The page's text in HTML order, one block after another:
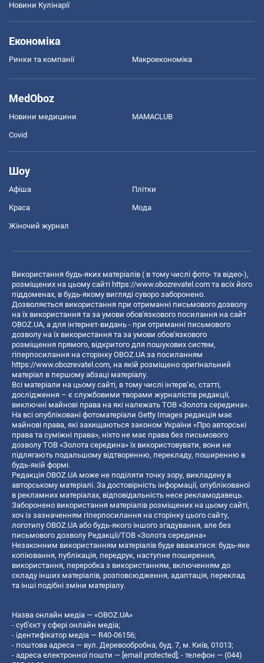
Новини Кулінарії
Економіка
Ринки та компанії Макроекономіка
MedOboz
Новини медицини MAMACLUB
Covid
Шоу
Афіша Плітки
Краса Мода
Жіночий журнал
Використання будь-яких матеріалів ( в тому числі фото- та відео-),
розміщених на цьому сайті https://www.obozrevatel.com та всіх його
піддоменах, в будь-якому вигляді суворо заборонено.
Дозволяється використання при отриманні письмового дозволу
на їх використання та за умови обов'язкового посилання на сайт
OBOZ.UA, а для інтернет-видань - при отриманні письмового
дозволу на їх використання та за умови обов'язкового
розміщення прямого, відкритого для пошукових систем,
гіперпосилання на сторінку OBOZ.UA за посиланням
https://www.obozrevatel.com, на якій розміщено оригінальний
матеріал в першому абзаці матеріалу.
Всі матеріали на цьому сайті, в тому числі інтерв’ю, статті,
дослідження – є службовими творами журналістів редакції,
виключні майнові права на які належать ТОВ «Золота середина».
На всі опубліковані фотоматеріали Getty Images редакція має
майнові права, які захищаються законом України «Про авторські
права та суміжні права», ніхто не має права без письмового
дозволу ТОВ «Золота середина» їх використовувати, вони не
підлягають подальшому відтворенню, перекладу, поширенню в
будь-якій формі.
Редакція OBOZ.UA може не поділяти точку зору, викладену в
авторському матеріалі. За достовірність інформації, опублікованої
в рекламних матеріалах, відповідальність несе рекламодавець.
Заборонено використання матеріалів розміщених на цьому сайті,
хоч із зазначенням гіперпосилання на сторінку цього сайту,
логотипу OBOZ.UA або будь-якого іншого згадування, але без
письмового дозволу Редакції/ТОВ «Золота середина»
Незаконним використанням матеріалів буде вважатися: будь-яке
копiювання, публiкацiя, передрук, наступне поширення,
використання, переробка з використанням, включенням до
складу інших матеріалів, розповсюдження, адаптація, переклад
та інші подібні зміни матеріалу.
Назва онлайн медіа — «OBOZ.UA»
- суб'єкт у сфері онлайн медіа;
- ідентифікатор медіа — R40-06156;
- поштова адреса — вул. Деревообробна, буд. 7, м. Київ, 01013;
- адреса електронної пошти — [email protected] ; - телефон — (044)